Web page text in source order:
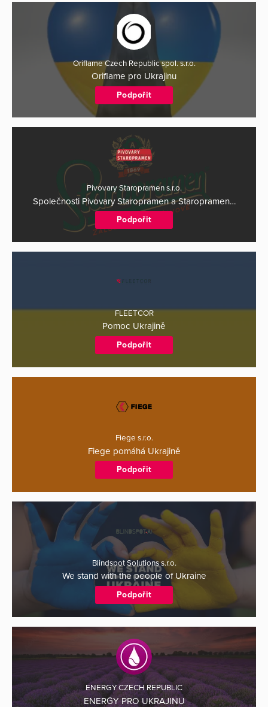
Oriflame Czech Republic spol. s.r.o.
Oriflame pro Ukrajinu
Podpořit
Pivovary Staropramen s.r.o.
Společnosti Pivovary Staropramen a Staropramen…
Podpořit
FLEETCOR
Pomoc Ukrajině
Podpořit
Fiege s.r.o.
Fiege pomáhá Ukrajině
Podpořit
Blindspot Solutions s.r.o.
We stand with the people of Ukraine
Podpořit
ENERGY CZECH REPUBLIC
ENERGY PRO UKRAJINU